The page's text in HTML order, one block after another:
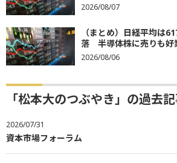
2026/08/07
（まとめ）日経平均は
落 半導体株に売りも好
2026/08/06
「松本大のつぶやき」の過去
2026/07/31
資本市場フォーラム